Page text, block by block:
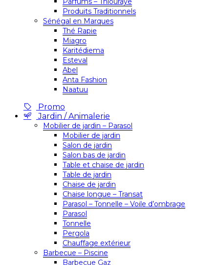
Produits Traditionnels
Sénégal en Marques
Thé Rapie
Miagro
Karitédiema
Esteval
Abel
Anta Fashion
Naatuu
Promo
Jardin / Animalerie
Mobilier de jardin – Parasol
Mobilier de jardin
Salon de jardin
Salon bas de jardin
Table et chaise de jardin
Table de jardin
Chaise de jardin
Chaise longue – Transat
Parasol – Tonnelle – Voile d’ombrage
Parasol
Tonnelle
Pergola
Chauffage extérieur
Barbecue – Piscine
Barbecue Gaz